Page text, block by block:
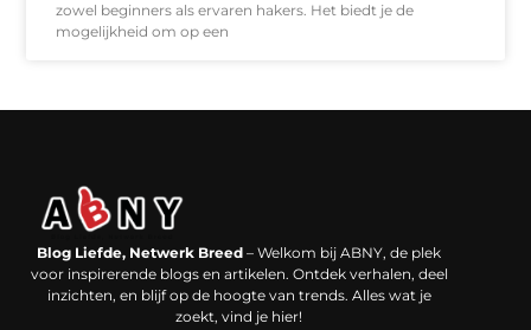
zowel beginners als ervaren hakers. Het biedt je de
mogelijkheid om op een
Blog Liefde, Netwerk Breed – Welkom bij ABNY, de plek
voor inspirerende blogs en artikelen. Ontdek verhalen, deel
inzichten, en blijf op de hoogte van trends. Alles wat je
zoekt, vind je hier!